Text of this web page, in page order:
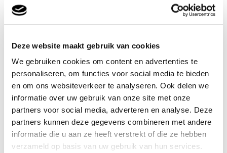
Deze website maakt gebruik van cookies
We gebruiken cookies om content en advertenties te
personaliseren, om functies voor social media te bieden
en om ons websiteverkeer te analyseren. Ook delen we
informatie over uw gebruik van onze site met onze
partners voor social media, adverteren en analyse. Deze
partners kunnen deze gegevens combineren met andere
informatie die u aan ze heeft verstrekt of die ze hebben
verzameld op basis van uw gebruik van hun services.
Dit wordt op praktische en interactieve wijze
gedemonstreerd aan de hand van monsters van
Deze middag is een goede gelegenheid voor u om
met uw vakgenoten en medewerkers van het KCB
over kwaliteit te discussiëren. U bent van harte
welkom. Vooraf aanmelden voor deze bijeenkomst is
Wanneer?
Donderdag 16 oktober 2025 van 14.00 uur tot 15.30
uur